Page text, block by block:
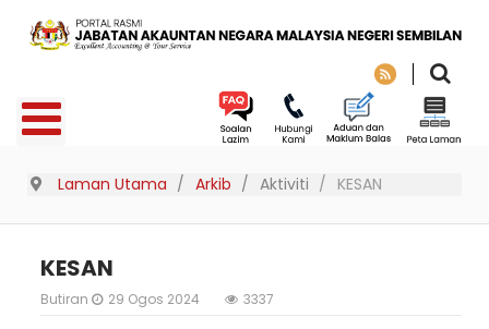
Laman Utama Arkib Aktiviti KESAN
KESAN
Butiran 29 Ogos 2024 3337